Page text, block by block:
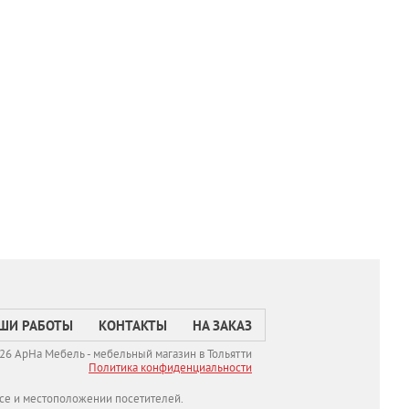
РАБОТЫ КОНТАКТЫ НА ЗАКАЗ
АрНа Мебель - мебельный магазин в Тольятти
Политикa конфиденциальности
и местоположении посетителей.